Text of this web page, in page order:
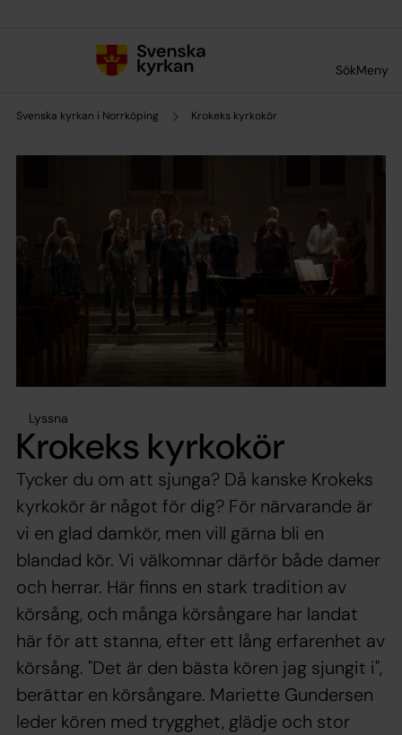
SökMeny
Svenska kyrkan i Norrköping Krokeks kyrkokör
Lyssna
Krokeks kyrkokör
Tycker du om att sjunga? Då kanske Krokeks
kyrkokör är något för dig? För närvarande är
vi en glad damkör, men vill gärna bli en
blandad kör. Vi välkomnar därför både damer
och herrar. Här finns en stark tradition av
körsång, och många körsångare har landat
här för att stanna, efter ett lång erfarenhet av
körsång. "Det är den bästa kören jag sjungit i",
berättar en körsångare. Mariette Gundersen
leder kören med trygghet, glädje och stor